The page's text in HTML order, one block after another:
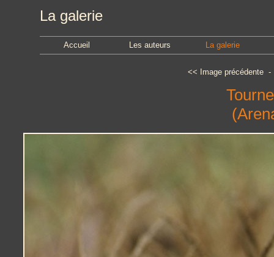
La galerie
Accueil Les auteurs La galerie
<< Image précédente